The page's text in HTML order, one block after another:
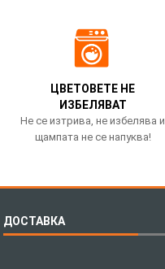
ЦВЕТОВЕТЕ НЕ
ИЗБЕЛЯВАТ
Не се изтрива, не избелява и
щампата не се напуква!
ДОСТАВКА